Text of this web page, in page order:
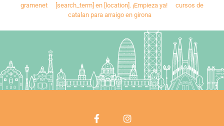
gramenet
[search_term] en [location]. ¡Empieza ya!
cursos de
catalan para arraigo en girona